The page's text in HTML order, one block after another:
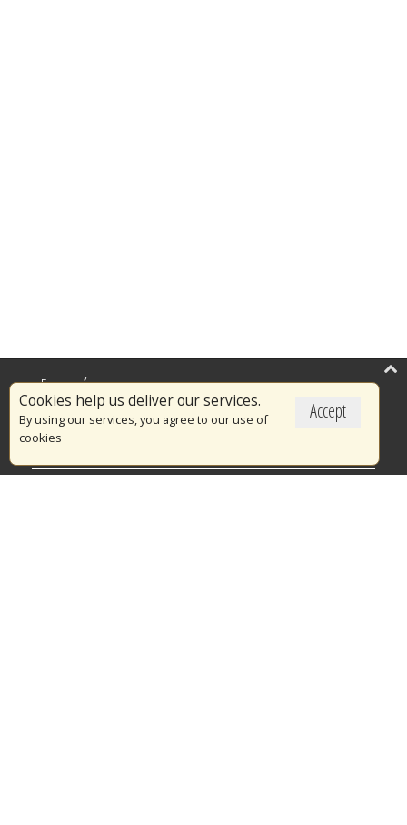
Accept
Cookies help us deliver our services.
By using our services, you agree to our use of
cookies
Επικαιρότητα
Το Πυροσβεστικό Σώμα